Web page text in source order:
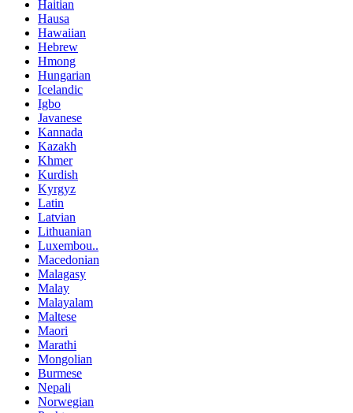
Haitian
Hausa
Hawaiian
Hebrew
Hmong
Hungarian
Icelandic
Igbo
Javanese
Kannada
Kazakh
Khmer
Kurdish
Kyrgyz
Latin
Latvian
Lithuanian
Luxembou..
Macedonian
Malagasy
Malay
Malayalam
Maltese
Maori
Marathi
Mongolian
Burmese
Nepali
Norwegian